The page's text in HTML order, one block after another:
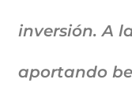
inversión. A
aportando